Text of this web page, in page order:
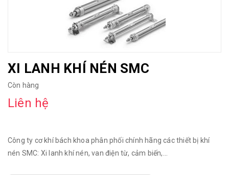
XI LANH KHÍ NÉN SMC
Còn hàng
Liên hệ
Công ty cơ khí bách khoa phân phối chính hãng các thiết bị khí
nén SMC: Xi lanh khí nén, van điện từ, cảm biến,...